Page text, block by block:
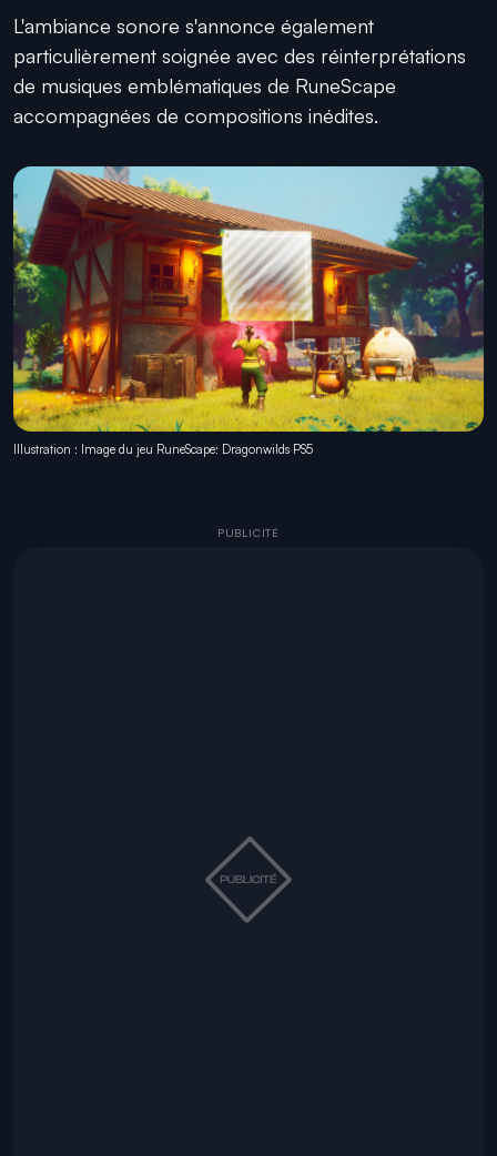
L'ambiance sonore s'annonce également
particulièrement soignée avec des réinterprétations
de musiques emblématiques de RuneScape
accompagnées de compositions inédites.
Illustration : Image du jeu RuneScape: Dragonwilds PS5